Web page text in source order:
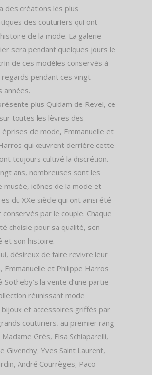
des créations les plus
des couturiers qui ont
de la mode. La galerie
sera pendant quelques jours le
de ces modèles conservés à
regards pendant ces vingt
années.
plus Quidam de Revel, ce
toutes les lèvres des
de mode, Emmanuelle et
qui œuvrent derrière cette
toujours cultivé la discrétion.
ans, nombreuses sont les
musée, icônes de la mode et
du XXe siècle qui ont ainsi été
conservés par le couple. Chaque
choisie pour sa qualité, son
et son histoire.
désireux de faire revivre leur
Emmanuelle et Philippe Harros
Sotheby’s la vente d’une partie
réunissant mode
bijoux et accessoires griffés par
couturiers, au premier rang
Grès, Elsa Schiaparelli,
Givenchy, Yves Saint Laurent,
André Courrèges, Paco